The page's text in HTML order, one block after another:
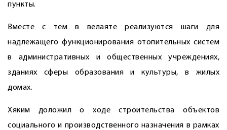
пункты.
Вместе с тем в велаяте реализуются шаги для
надлежащего функционирования отопительных систем
в административных и общественных учреждениях,
зданиях сферы образования и культуры, в жилых
домах.
Хяким доложил о ходе строительства объектов
социального и производственного назначения в рамках